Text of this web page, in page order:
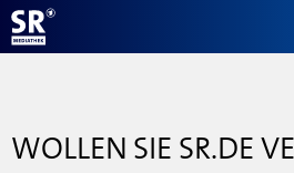
WOLLEN SIE SR.DE